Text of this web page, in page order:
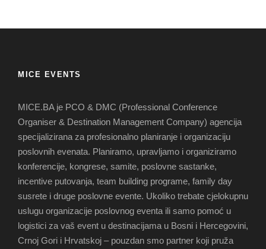
MICE EVENTS
MICE.BA je PCO & DMC (Professional Conference
Organiser & Destination Management Company) agencija
specijalizirana za profesionalno planiranje i organizaciju
poslovnih evenata. Planiramo, upravljamo i organiziramo
konferencije, kongrese, samite, poslovne sastanke,
incentive putovanja, team building programe, family day
susrete i druge poslovne evente. Ukoliko trebate cjelokupnu
uslugu organizacije poslovnog eventa ili samo pomoć u
logistici za vaš event u destinacijama u Bosni i Hercegovini,
Crnoj Gori i Hrvatskoj – pouzdan smo partner koji pruža